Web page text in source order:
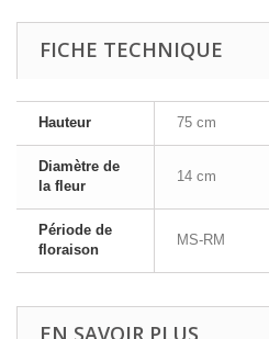
FICHE TECHNIQUE
Hauteur 75 cm
Diamètre de
la fleur
14 cm
Période de
floraison
MS-RM
EN SAVOIR PLUS